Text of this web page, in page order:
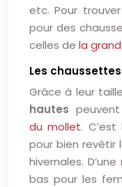
etc. Pour
pour des
celles de la
Les
Grâce à leur
hautes
du mollet.
pour bien revêtir
hivernales.
bas pour les